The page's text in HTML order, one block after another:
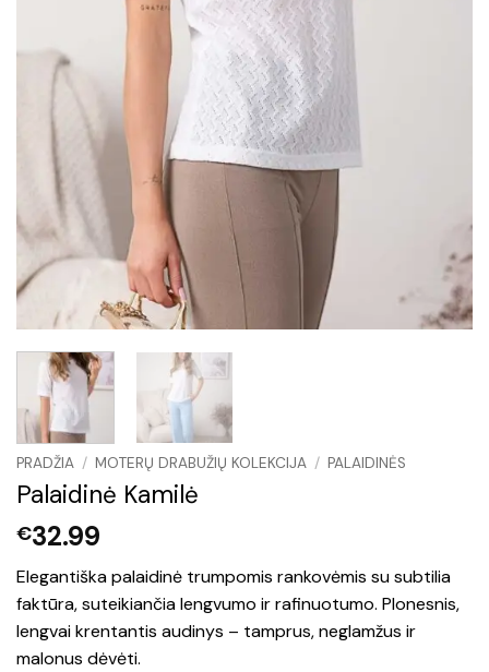
PRADŽIA / MOTERŲ DRABUŽIŲ KOLEKCIJA / PALAIDINĖS
Palaidinė Kamilė
€32.99
Elegantiška palaidinė trumpomis rankovėmis su subtilia
faktūra, suteikiančia lengvumo ir rafinuotumo. Plonesnis,
lengvai krentantis audinys – tamprus, neglamžus ir
malonus dėvėti.